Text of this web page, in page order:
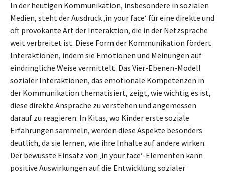
In der heutigen Kommunikation, insbesondere in sozialen
Medien, steht der Ausdruck ‚in your face‘ für eine direkte und
oft provokante Art der Interaktion, die in der Netzsprache
weit verbreitet ist. Diese Form der Kommunikation fördert
Interaktionen, indem sie Emotionen und Meinungen auf
eindringliche Weise vermittelt. Das Vier-Ebenen-Modell
sozialer Interaktionen, das emotionale Kompetenzen in
der Kommunikation thematisiert, zeigt, wie wichtig es ist,
diese direkte Ansprache zu verstehen und angemessen
darauf zu reagieren. In Kitas, wo Kinder erste soziale
Erfahrungen sammeln, werden diese Aspekte besonders
deutlich, da sie lernen, wie ihre Inhalte auf andere wirken.
Der bewusste Einsatz von ‚in your face‘-Elementen kann
positive Auswirkungen auf die Entwicklung sozialer